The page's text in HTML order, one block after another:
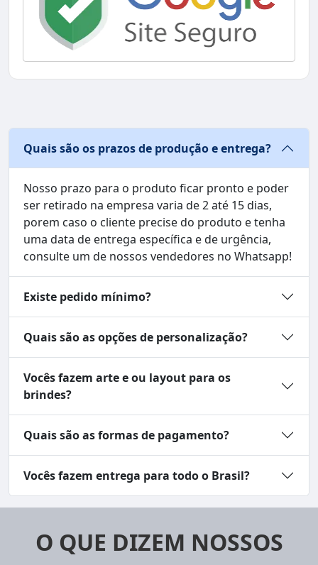
Quais são os prazos de produção e entrega?
Nosso prazo para o produto ficar pronto e poder
ser retirado na empresa varia de 2 até 15 dias,
porem caso o cliente precise do produto e tenha
uma data de entrega específica e de urgência,
consulte um de nossos vendedores no Whatsapp!
Existe pedido mínimo?
Quais são as opções de personalização?
Vocês fazem arte e ou layout para os
brindes?
Quais são as formas de pagamento?
Vocês fazem entrega para todo o Brasil?
O QUE DIZEM NOSSOS